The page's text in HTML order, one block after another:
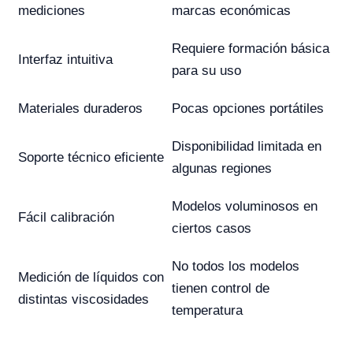
mediciones
marcas económicas
Interfaz intuitiva
Requiere formación básica
para su uso
Materiales duraderos Pocas opciones portátiles
Soporte técnico eficiente
Disponibilidad limitada en
algunas regiones
Fácil calibración
Modelos voluminosos en
ciertos casos
Medición de líquidos con
distintas viscosidades
No todos los modelos
tienen control de
temperatura